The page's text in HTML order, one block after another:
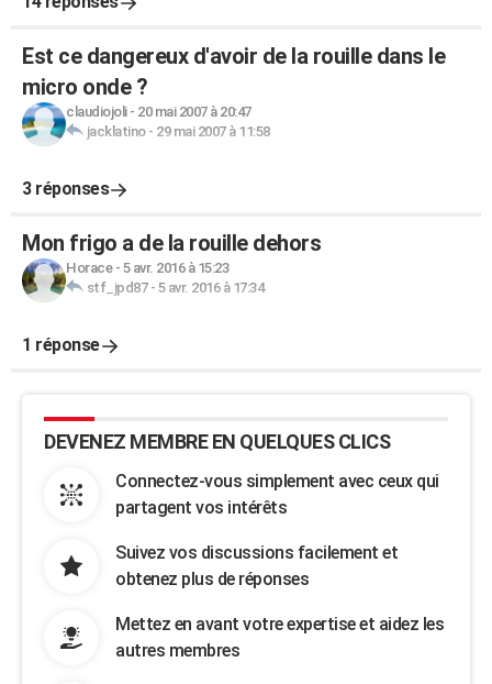
Est ce dangereux d'avoir de la rouille dans le
micro onde ?
claudiojoli- 20 mai 2007 à 20:47
jacklatino- 29 mai 2007 à 11:58
3 réponses
Mon frigo a de la rouille dehors
Horace- 5 avr. 2016 à 15:23
stf_jpd87- 5 avr. 2016 à 17:34
1 réponse
DEVENEZ MEMBRE EN QUELQUES CLICS
Connectez-vous simplement avec ceux qui
partagent vos intérêts
Suivez vos discussions facilement et
obtenez plus de réponses
Mettez en avant votre expertise et aidez les
autres membres